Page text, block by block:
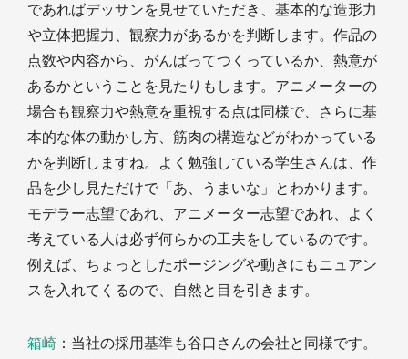
であればデッサンを見せていただき、基本的な造形力
や立体把握力、観察力があるかを判断します。作品の
点数や内容から、がんばってつくっているか、熱意が
あるかということを見たりもします。アニメーターの
場合も観察力や熱意を重視する点は同様で、さらに基
本的な体の動かし方、筋肉の構造などがわかっている
かを判断しますね。よく勉強している学生さんは、作
品を少し見ただけで「あ、うまいな」とわかります。
モデラー志望であれ、アニメーター志望であれ、よく
考えている人は必ず何らかの工夫をしているのです。
例えば、ちょっとしたポージングや動きにもニュアン
スを入れてくるので、自然と目を引きます。
箱崎 ：当社の採用基準も谷口さんの会社と同様です。